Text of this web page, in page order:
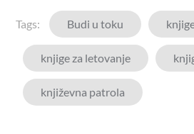
Tags: Budi u toku
knjige za letovanje
književna patrola